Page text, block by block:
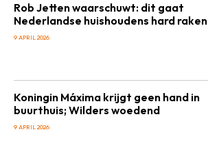
Rob Jetten waarschuwt: dit gaat
Nederlandse huishoudens hard raken
9 APRIL 2026
Koningin Máxima krijgt geen hand in
buurthuis; Wilders woedend
9 APRIL 2026